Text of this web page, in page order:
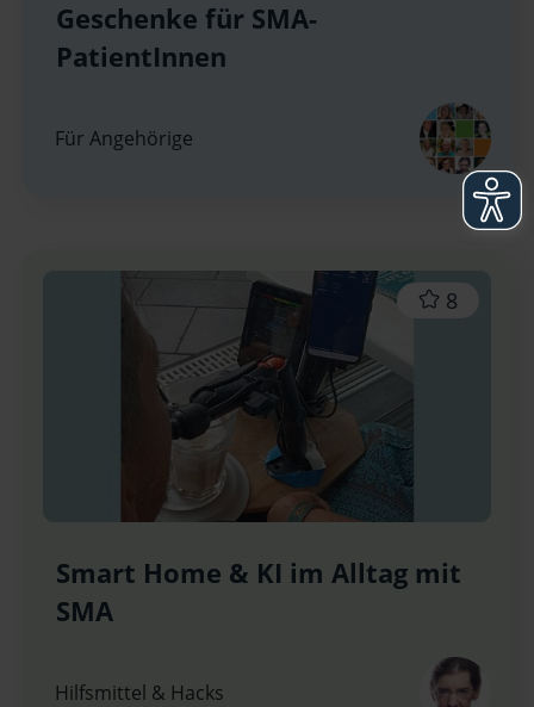
Geschenke für SMA-
PatientInnen
Für Angehörige
8
Smart Home & KI im Alltag mit
SMA
Hilfsmittel & Hacks